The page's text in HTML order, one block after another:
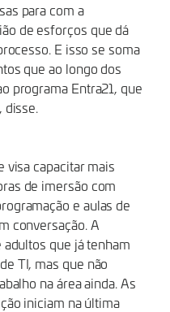
para com a
de esforços que dá
E isso se soma
que ao longo dos
programa Entra21, que
disse.
visa capacitar mais
de imersão com
e aulas de
conversação. A
que já tenham
TI, mas que não
na área ainda. As
iniciam na última